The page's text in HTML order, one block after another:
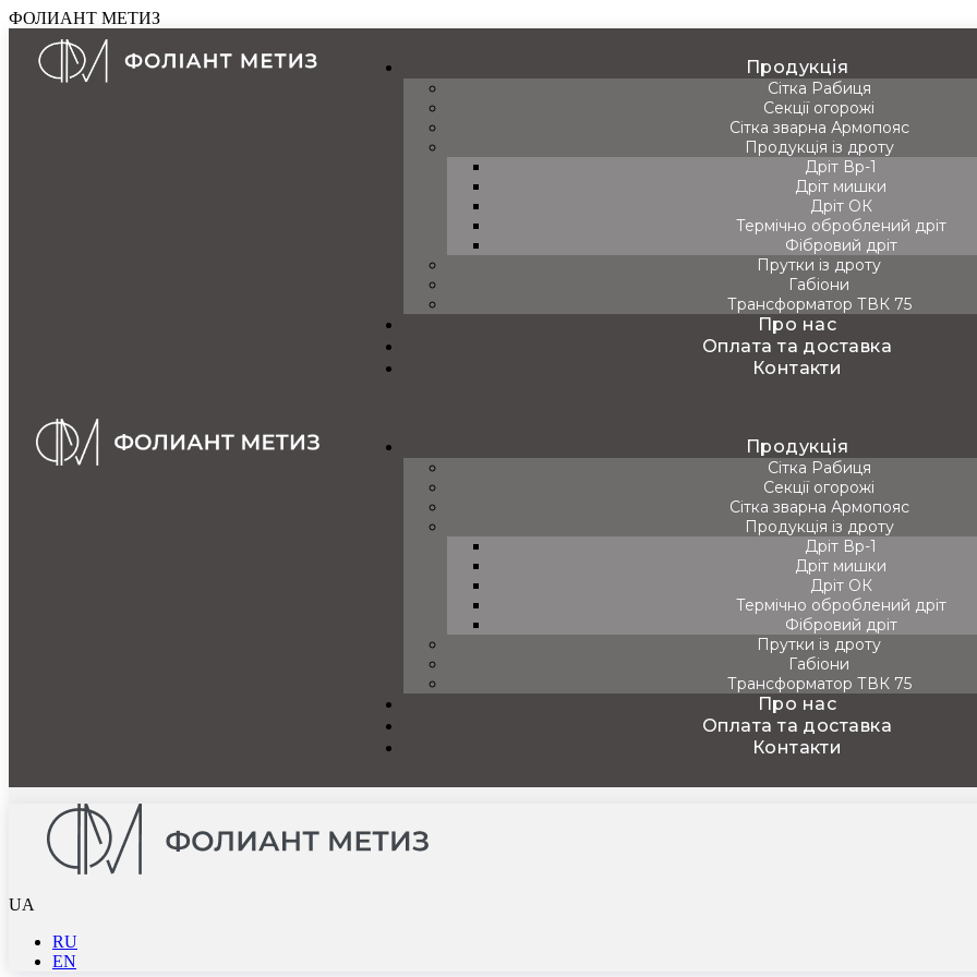
ФОЛИАНТ МЕТИЗ
Продукція
Сітка Рабиця
Секції огорожі
Сітка зварна Армопояс
Продукція із дроту
Дріт Вр-1
Дріт мишки
Дріт ОК
Термічно оброблений дріт
Фібровий дріт
Прутки із дроту
Габіони
Трансформатор ТВК 75
Про нас
Оплата та доставка
Контакти
Продукція
Сітка Рабиця
Секції огорожі
Сітка зварна Армопояс
Продукція із дроту
Дріт Вр-1
Дріт мишки
Дріт ОК
Термічно оброблений дріт
Фібровий дріт
Прутки із дроту
Габіони
Трансформатор ТВК 75
Про нас
Оплата та доставка
Контакти
UA
RU
EN